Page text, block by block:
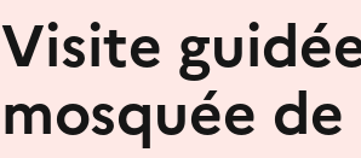
Visite
mosquée